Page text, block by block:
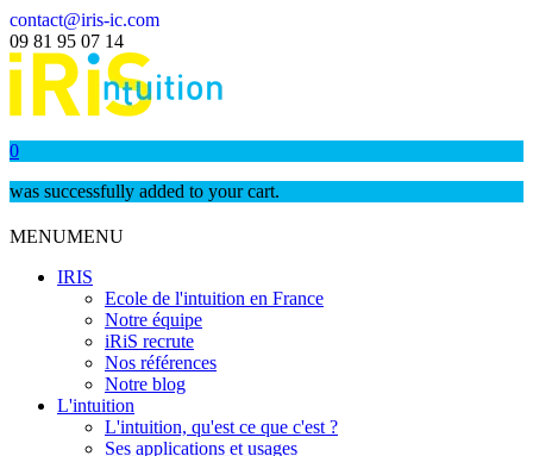
contact@iris-ic.com
09 81 95 07 14
0
was successfully added to your cart.
MENUMENU
IRIS
Ecole de l'intuition en France
Notre équipe
iRiS recrute
Nos références
Notre blog
L'intuition
L'intuition, qu'est ce que c'est ?
Ses applications et usages